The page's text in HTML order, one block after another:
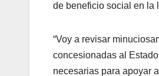
de beneficio social en la
“Voy a revisar
concesionadas al
necesarias para apoyar